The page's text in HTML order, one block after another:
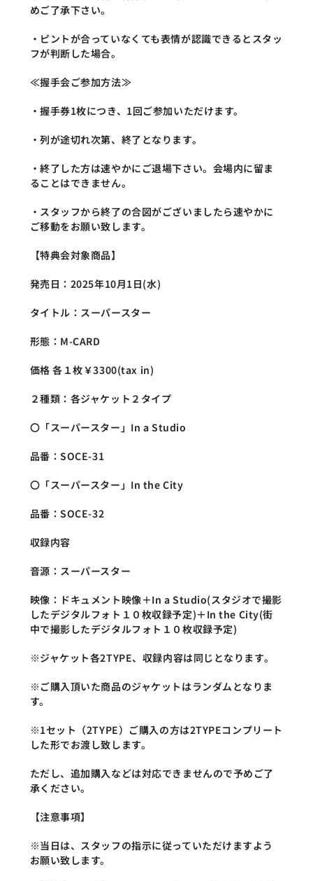
めご了承下さい。
・ピントが合っていなくても表情が認識できるとスタッ
フが判断した場合。
≪握手会ご参加方法≫
・握手券1枚につき、1回ご参加いただけます。
・列が途切れ次第、終了となります。
・終了した方は速やかにご退場下さい。会場内に留ま
ることはできません。
・スタッフから終了の合図がございましたら速やかに
ご移動をお願い致します。
【特典会対象商品】
発売日：2025年10月1日(水)
タイトル：スーパースター
形態：M-CARD
価格 各１枚￥3300(tax in)
２種類：各ジャケット２タイプ
〇「スーパースター」In a Studio
品番：SOCE-31
〇「スーパースター」In the City
品番：SOCE-32
収録内容
音源：スーパースター
映像：ドキュメント映像＋In a Studio(スタジオで撮影
したデジタルフォト１０枚収録予定)＋In the City(街
中で撮影したデジタルフォト１０枚収録予定)
※ジャケット各2TYPE、収録内容は同じとなります。
※ご購入頂いた商品のジャケットはランダムとなりま
す。
※1セット（2TYPE）ご購入の方は2TYPEコンプリート
した形でお渡し致します。
ただし、追加購入などは対応できませんので予めご了
承ください。
【注意事項】
※当日は、スタッフの指示に従っていただけますよう
お願い致します。